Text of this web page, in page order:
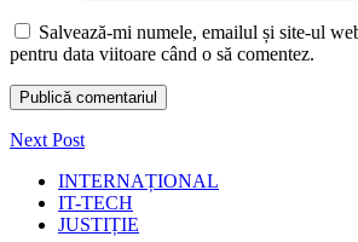
Salvează-mi numele, emailul și site-ul
pentru data viitoare când o să comentez.
Next Post
INTERNAȚIONAL
IT-TECH
JUSTIȚIE